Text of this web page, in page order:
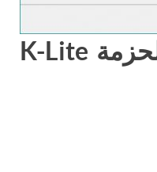
متطلبات النظام لحزمة K-Lite